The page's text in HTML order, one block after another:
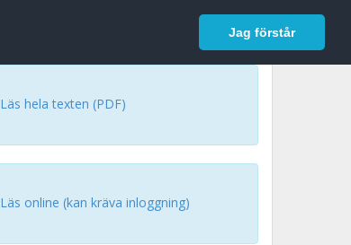
Jag förstår
Logga in
Läs hela texten (PDF)
Läs online (kan kräva inloggning)